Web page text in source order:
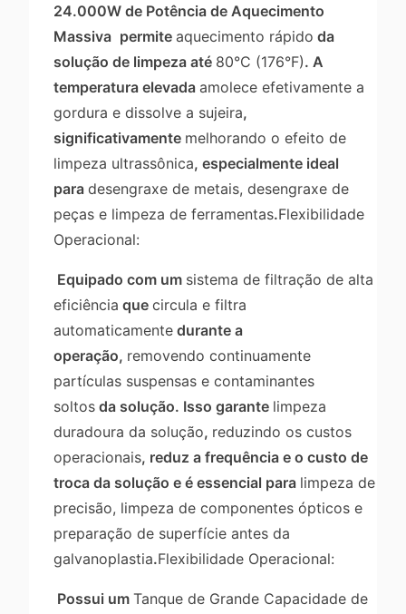
24.000W de Potência de Aquecimento
Massiva permiteaquecimento rápido da
solução de limpeza até 80°C (176°F). A
temperatura elevadaamolece efetivamente a
gordura e dissolve a sujeira,
significativamente melhorando o efeito de
limpeza ultrassônica, especialmente ideal
paradesengraxe de metais, desengraxe de
peças e limpeza de ferramentas.Flexibilidade
Operacional:
Equipado com um sistema de filtração de alta
eficiência quecircula e filtra
automaticamente durante a
operação, removendo continuamente
partículas suspensas e contaminantes
soltos da solução. Isso garante limpeza
duradoura da solução, reduzindo os custos
operacionais, reduz a frequência e o custo de
troca da solução e é essencial para limpeza de
precisão, limpeza de componentes ópticos e
preparação de superfície antes da
galvanoplastia.Flexibilidade Operacional:
Possui umTanque de Grande Capacidade de